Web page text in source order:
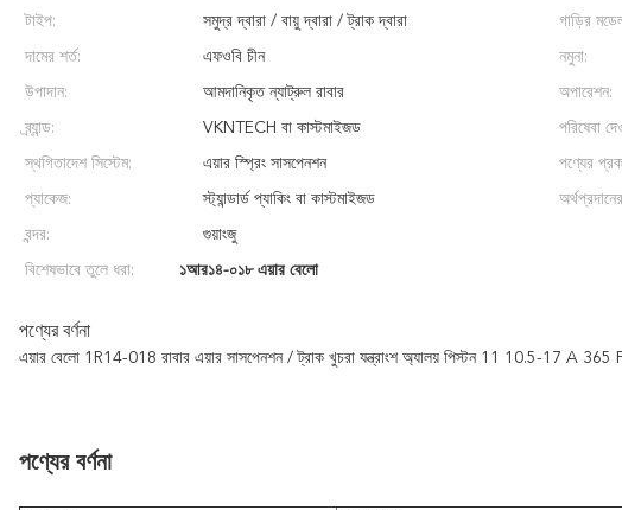
টাইপ: সমুদ্র দ্বারা / বায়ু দ্বারা / ট্রাক দ্বারা গাড়ির
দামের শর্ত: এফওবি চীন নমুনা:
উপাদান: আমদানিকৃত ন্যাট্রুল রাবার অপারেশন:
ব্র্যান্ড: VKNTECH বা কাস্টমাইজড পরিষেবা
স্থগিতাদেশ সিস্টেম: এয়ার স্প্রিং সাসপেনশন পণ্যের
প্যাকেজ: স্ট্যান্ডার্ড প্যাকিং বা কাস্টমাইজড
বন্দর: গুয়াংজু
বিশেষভাবে তুলে ধরা: ১আর১৪-০১৮ এয়ার বেলো
পণ্যের বর্ণনা
এয়ার বেলো 1R14-018 রাবার এয়ার সাসপেনশন / ট্রাক খুচরা যন্ত্রাংশ অ্যালয় পিস্টন 11 10.5-17 A
পণ্যের বর্ণনা